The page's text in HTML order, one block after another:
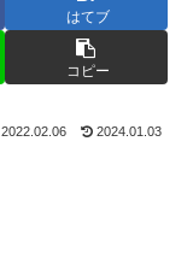
はてブ
コピー
2022.02.06 2024.01.03